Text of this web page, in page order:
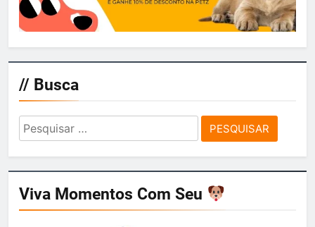
// Busca
Pesquisar
por:
Viva Momentos Com Seu